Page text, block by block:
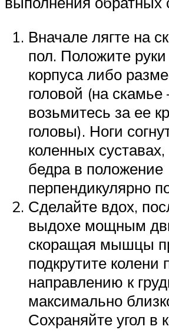
Вначале лягте на
пол. Положите
корпуса либо
головой (на скамье
возьмитесь за ее
головы). Ноги
коленных
бедра в положение
перпендикулярно
Сделайте вдох,
выдохе мощным
скоращая мышцы
подкрутите колени
направлению к
максимально
Сохраняйте угол в